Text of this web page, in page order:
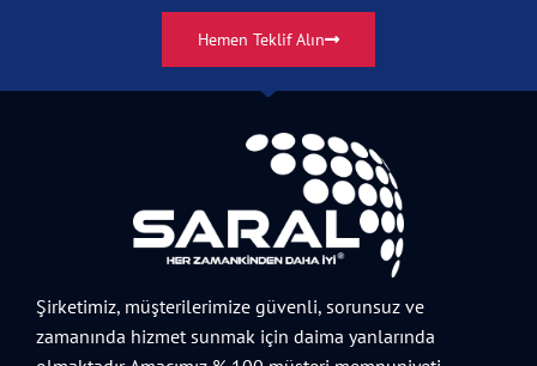
Hemen Teklif Alın
Şirketimiz, müşterilerimize güvenli, sorunsuz ve
zamanında hizmet sunmak için daima yanlarında